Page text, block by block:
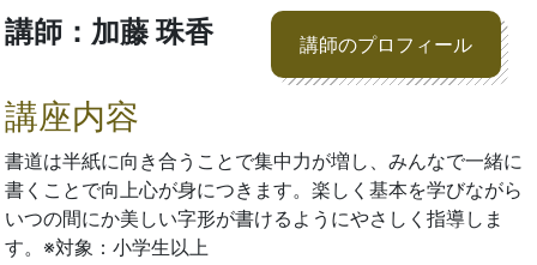
講師：加藤 珠香 講師のプロフィール
講座内容
書道は半紙に向き合うことで集中力が増し、みんなで一緒に
書くことで向上心が身につきます。楽しく基本を学びながら
いつの間にか美しい字形が書けるようにやさしく指導しま
す。※対象：小学生以上